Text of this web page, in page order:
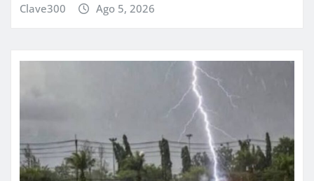
Clave300 Ago 5, 2026